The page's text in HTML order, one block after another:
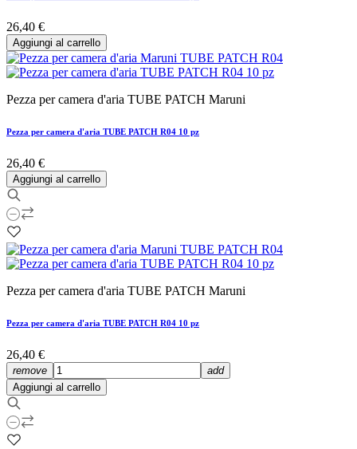
26,40 €
Aggiungi al carrello
Pezza per camera d'aria TUBE PATCH Maruni
Pezza per camera d'aria TUBE PATCH R04 10 pz
26,40 €
Aggiungi al carrello
Pezza per camera d'aria TUBE PATCH Maruni
Pezza per camera d'aria TUBE PATCH R04 10 pz
26,40 €
remove
add
Aggiungi al carrello